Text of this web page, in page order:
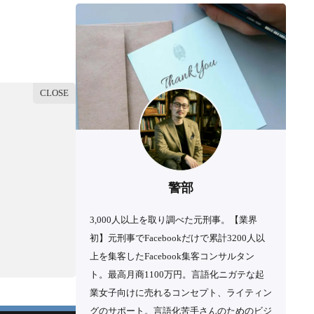
警部
3,000人以上を取り調べた元刑事。【業界
初】元刑事でFacebookだけで累計3200人以
上を集客したFacebook集客コンサルタン
ト。最高月商1100万円。言語化ニガテな起
業女子向けに売れるコンセプト、ライティン
グのサポート。言語化苦手さんのためのビジ